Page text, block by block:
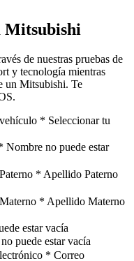
Mitsubishi
de nuestras pruebas de
y tecnología mientras
un Mitsubishi. Te
* Seleccionar tu
Nombre no puede estar
* Apellido Paterno
* Apellido Materno
estar vacía
puede estar vacía
* Correo